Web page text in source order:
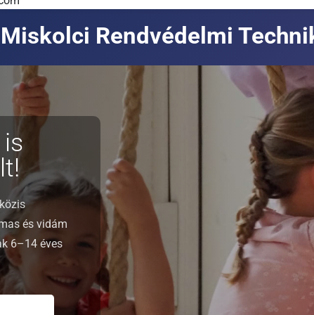
Miskolci Rendvédelmi
és vidám
6–14 éves